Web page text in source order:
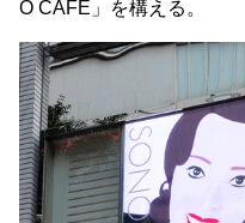
O CAFE」を構える。